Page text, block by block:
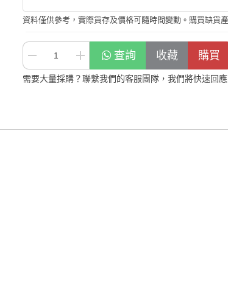
資料僅供參考，實際貨存及價格可隨時間變動。購買缺貨
查詢
需要大量採購？聯繫我們的客服團隊，我們將快速回